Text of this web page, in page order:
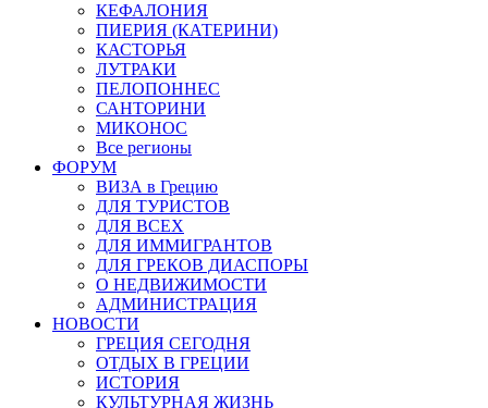
КЕФАЛОНИЯ
ПИЕРИЯ (КАТЕРИНИ)
КАСТОРЬЯ
ЛУТРАКИ
ПЕЛОПОННЕС
САНТОРИНИ
МИКОНОС
Все регионы
ФОРУМ
ВИЗА в Грецию
ДЛЯ ТУРИСТОВ
ДЛЯ ВСЕХ
ДЛЯ ИММИГРАНТОВ
ДЛЯ ГРЕКОВ ДИАСПОРЫ
О НЕДВИЖИМОСТИ
АДМИНИСТРАЦИЯ
НОВОСТИ
ГРЕЦИЯ СЕГОДНЯ
ОТДЫХ В ГРЕЦИИ
ИСТОРИЯ
КУЛЬТУРНАЯ ЖИЗНЬ